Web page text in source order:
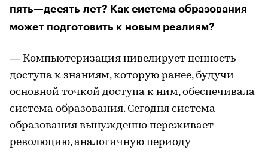
пять—десять лет? Как система образования
может подготовить к новым реалиям?
— Компьютеризация нивелирует ценность
доступа к знаниям, которую ранее, будучи
основной точкой доступа к ним, обеспечивала
система образования. Сегодня система
образования вынужденно переживает
революцию, аналогичную периоду